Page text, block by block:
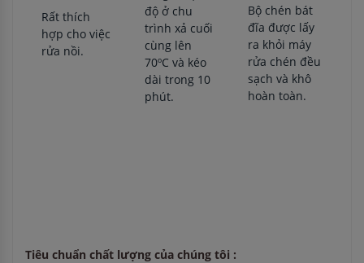
Rất thích
hợp cho việc
rửa nồi.
độ ở chu
trình xả cuối
cùng lên
70ºC và kéo
dài trong 10
phút.
Bộ chén bát
đĩa được lấy
ra khỏi máy
rửa chén đều
sạch và khô
hoàn toàn.
Tiêu chuẩn chất lượng của chúng tôi :